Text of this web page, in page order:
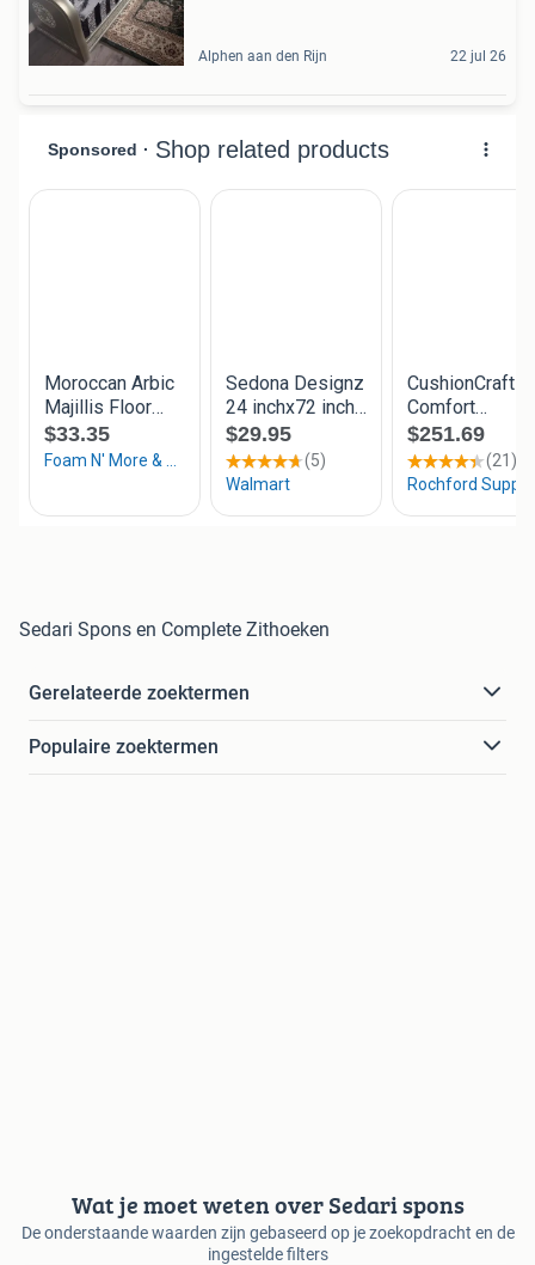
Alphen aan den Rijn 22 jul 26
Sedari Spons en Complete Zithoeken
Gerelateerde zoektermen
Populaire zoektermen
Wat je moet weten over Sedari spons
De onderstaande waarden zijn gebaseerd op je zoekopdracht en de
ingestelde filters